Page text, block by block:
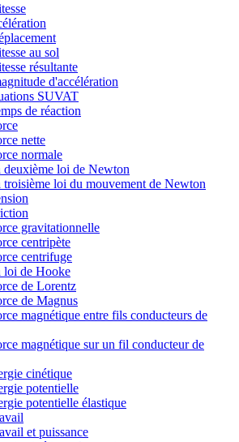
au sol
résultante
d'accélération
SUVAT
de réaction
nette
normale
deuxième loi de Newton
troisième loi du mouvement de Newton
gravitationnelle
centripète
centrifuge
loi de Hooke
de Lorentz
de Magnus
magnétique entre fils conducteurs de
magnétique sur un fil conducteur de
cinétique
potentielle
potentielle élastique
et puissance